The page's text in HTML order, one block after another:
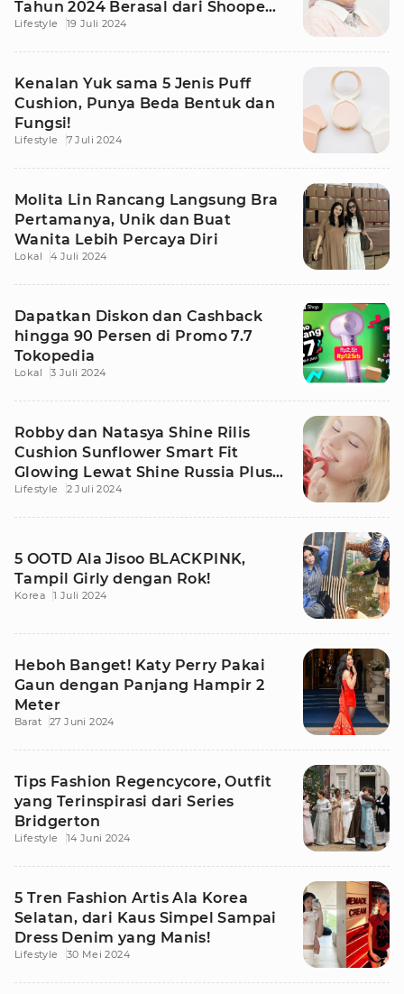
Tahun 2024 Berasal dari Shoope
Live
Lifestyle 19 Juli 2024
Kenalan Yuk sama 5 Jenis Puff
Cushion, Punya Beda Bentuk dan
Fungsi!
Lifestyle 7 Juli 2024
Molita Lin Rancang Langsung Bra
Pertamanya, Unik dan Buat
Wanita Lebih Percaya Diri
Lokal 4 Juli 2024
Dapatkan Diskon dan Cashback
hingga 90 Persen di Promo 7.7
Tokopedia
Lokal 3 Juli 2024
Robby dan Natasya Shine Rilis
Cushion Sunflower Smart Fit
Glowing Lewat Shine Russia Plus
Skincare
Lifestyle 2 Juli 2024
5 OOTD Ala Jisoo BLACKPINK,
Tampil Girly dengan Rok!
Korea 1 Juli 2024
Heboh Banget! Katy Perry Pakai
Gaun dengan Panjang Hampir 2
Meter
Barat 27 Juni 2024
Tips Fashion Regencycore, Outfit
yang Terinspirasi dari Series
Bridgerton
Lifestyle 14 Juni 2024
5 Tren Fashion Artis Ala Korea
Selatan, dari Kaus Simpel Sampai
Dress Denim yang Manis!
Lifestyle 30 Mei 2024